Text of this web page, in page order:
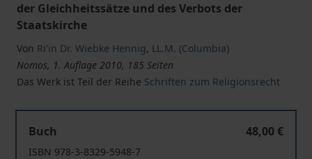
der Gleichheitssätze und des Verbots der
Staatskirche
Von Ri'in Dr. Wiebke Hennig, LL.M. (Columbia)
Nomos, 1. Auflage 2010, 185 Seiten
Das Werk ist Teil der Reihe Schriften zum Religionsrecht
Buch
48,00 €
ISBN 978-3-8329-5948-7